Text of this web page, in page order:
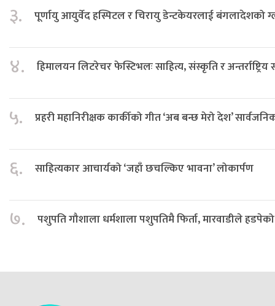
३. पूर्णायु आयुर्वेद हस्पिटल र चिरायु डेन्टकेयरलाई बंगलादेशको
४. हिमालयन लिटरेचर फेस्टिभलः साहित्य, संस्कृति र अन्तर्राष्ट्रिय
५. प्रहरी महानिरीक्षक कार्कीको गीत ‘अब बन्छ मेरो देश’
६. साहित्यकार आचार्यको ‘जहाँ छचल्किए भावना’ लोकार्पण
७. पशुपति गौशाला धर्मशाला पशुपतिमै फिर्ता, मारवाडीले